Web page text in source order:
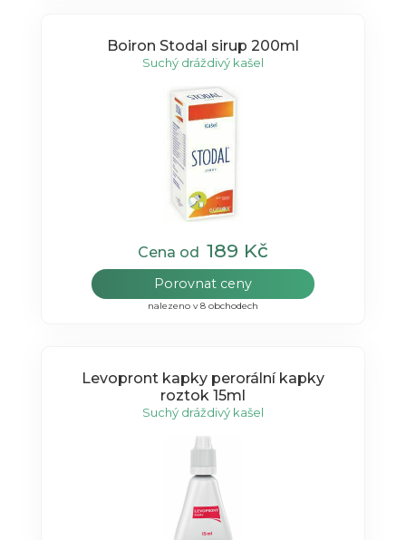
Boiron Stodal sirup 200ml
Suchý dráždivý kašel
Cena od 189 Kč
Porovnat ceny
nalezeno v 8 obchodech
Levopront kapky perorální kapky
roztok 15ml
Suchý dráždivý kašel